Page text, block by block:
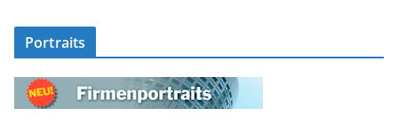
Portraits